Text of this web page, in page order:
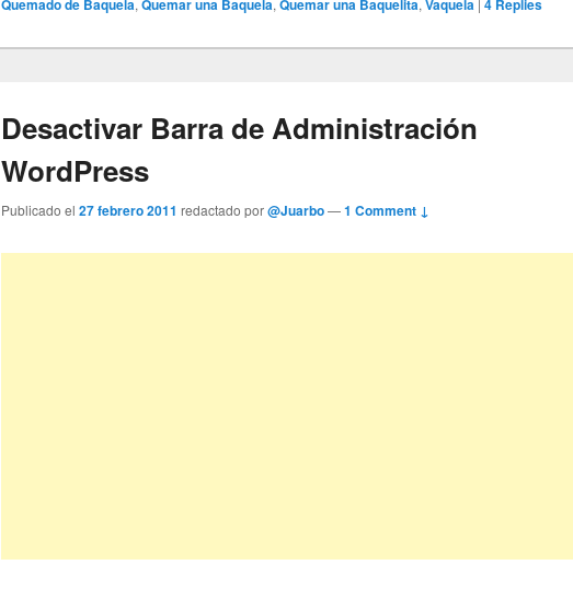
Quemado de Baquela Quemar una Baquela Quemar una Baquelita Vaquela 4 Replies
Desactivar Barra de Administración
WordPress
Publicado el27 febrero 2011 redactado por@Juarbo—1 Comment ↓